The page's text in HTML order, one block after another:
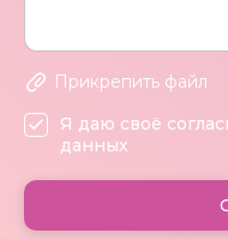
Прикрепить файл
Я даю своё
данных